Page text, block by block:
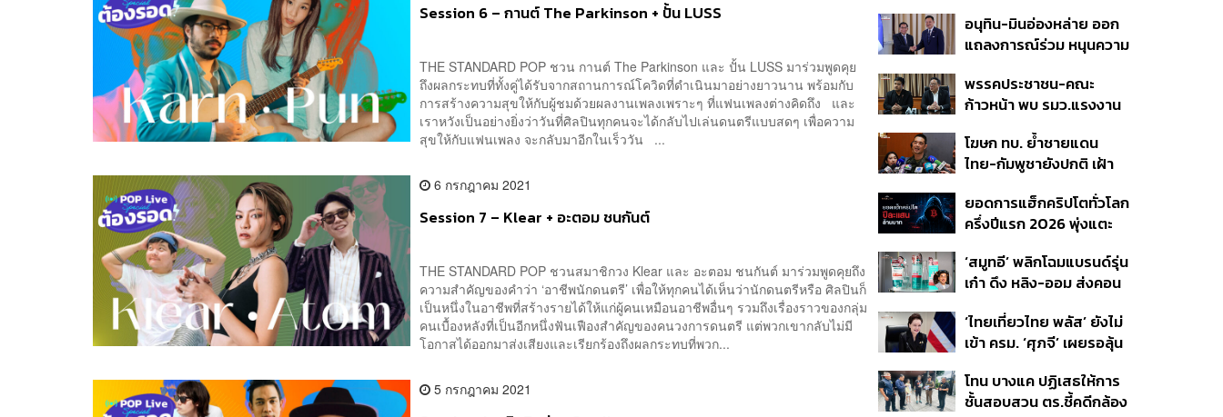
Session 6 – กานต์ The Parkinson + ปั้น LUSS
THE STANDARD POP ชวน กานต์ The Parkinson และ ปั้น LUSS มาร่วมพูดคุย
ถึงผลกระทบที่ทั้งคู่ได้รับจากสถานการณ์โควิดที่ดำเนินมาอย่างยาวนาน พร้อมกับ
การสร้างความสุขให้กับผู้ชมด้วยผลงานเพลงเพราะๆ ที่แฟนเพลงต่างคิดถึง และ
เราหวังเป็นอย่างยิ่งว่าวันที่ศิลปินทุกคนจะได้กลับไปเล่นดนตรีแบบสดๆ เพื่อความ
สุขให้กับแฟนเพลง จะกลับมาอีกในเร็ววัน ...
6 กรกฎาคม 2021
Session 7 – Klear + อะตอม ชนกันต์
THE STANDARD POP ชวนสมาชิกวง Klear และ อะตอม ชนกันต์ มาร่วมพูดคุยถึง
ความสำคัญของคำว่า ‘อาชีพนักดนตรี’ เพื่อให้ทุกคนได้เห็นว่านักดนตรีหรือ ศิลปินก็
เป็นหนึ่งในอาชีพที่สร้างรายได้ให้แก่ผู้คนเหมือนอาชีพอื่นๆ รวมถึงเรื่องราวของกลุ่ม
คนเบื้องหลังที่เป็นอีกหนึ่งฟันเฟืองสำคัญของคนวงการดนตรี แต่พวกเขากลับไม่มี
โอกาสได้ออกมาส่งเสียงและเรียกร้องถึงผลกระทบที่พวก...
5 กรกฎาคม 2021
ปลายปีนี้
อนุทิน-มินอ่องหล่าย ออก
แถลงการณ์ร่วม หนุนความ
ปราบอาชญากรรมข้าม
ชาติ แก้ปัญหาหมอกควัน-
มลพิษทางน้ำ
พรรคประชาชน-คณะ
ก้าวหน้า พบ รมว.แรงงาน
เบอร์รีฟินแลนด์
โฆษก ทบ. ย้ำชายแดน
ไทย-กัมพูชายังปกติ เฝ้า
ไม่เสียเปรียบเวทีโลก หลัง
กัมพูชายื่น UN รับรอง
ยอดการแฮ็กคริปโตทั่วโลก
ครึ่งปีแรก 2026 พุ่งแตะ
‘สมูทอี’ พลิกโฉมแบรนด์รุ่น
เก๋า ดึง หลิง-ออม ส่งคอน
สกินแคร์ชะลอตัว
‘ไทยเที่ยวไทย พลัส’ ยังไม่
เข้า ครม. ‘ศุภจี’ เผยรอลุ้น
กระจุกตัว
โทน บางแค ปฏิเสธให้การ
ชั้นสอบสวน ตร.ชี้คดีกล้อง